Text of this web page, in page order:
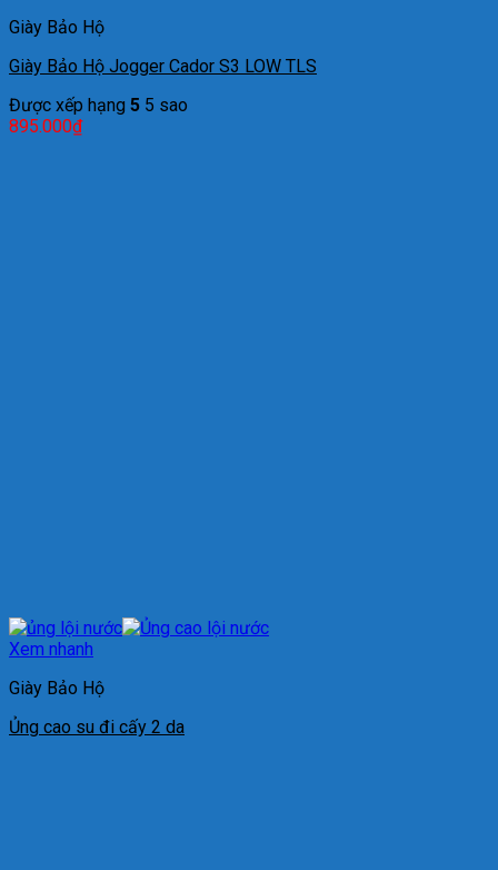
Giày Bảo Hộ
Giày Bảo Hộ Jogger Cador S3 LOW TLS
Được xếp hạng 5 5 sao
895.000₫
Xem nhanh
Giày Bảo Hộ
Ủng cao su đi cấy 2 da